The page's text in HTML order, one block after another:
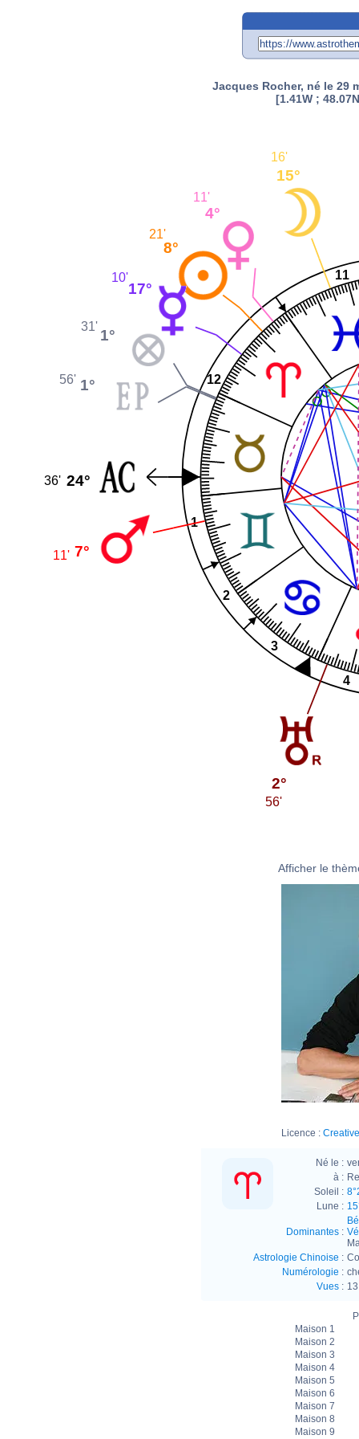
Jacques Rocher, né le 29
[1.41W ;
1
2
3
4
11
12
15°
16'
4°
11'
8°
21'
17°
10'
1°
31'
1°
56'
24°
36'
7°
11'
2°
56'
Afficher le
Licence :
Né le :
à :
Soleil :
Lune :
Dominantes:
Astrologie Chinoise :
Numérologie :
Vues:
Maison 1
Maison 2
Maison 3
Maison 4
Maison 5
Maison 6
Maison 7
Maison 8
Maison 9